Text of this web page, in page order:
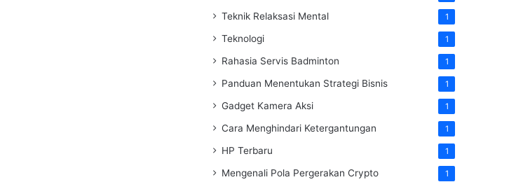
Teknik Relaksasi Mental 1
Teknologi 1
Rahasia Servis Badminton 1
Panduan Menentukan Strategi Bisnis 1
Gadget Kamera Aksi 1
Cara Menghindari Ketergantungan 1
HP Terbaru 1
Mengenali Pola Pergerakan Crypto 1